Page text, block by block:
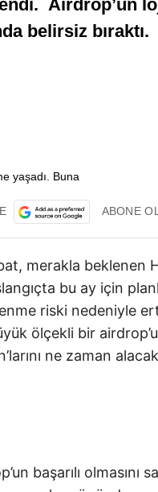
Airdrop’un
belirsiz bıraktı.
ABONE OL
merakla beklenen
bu ay için
riski nedeniyle
ölçekli bir
ne zaman
başarılı olmasını